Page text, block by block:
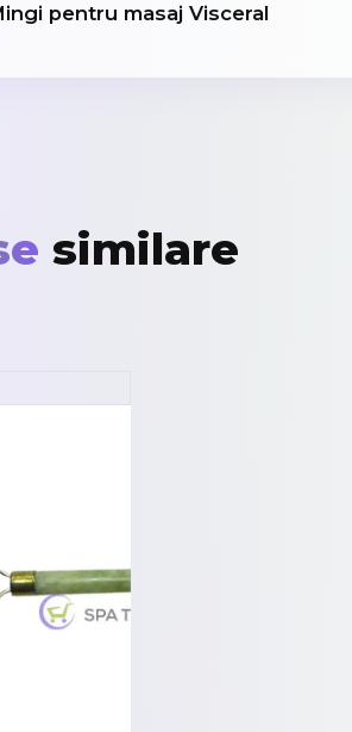
pentru masaj Visceral
similare